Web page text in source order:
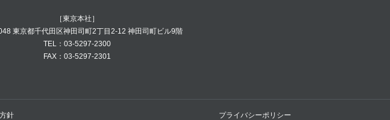
［東京本社］
東京都千代田区神田司町2丁目2-12 神田司町ビル9階
TEL：03-5297-2300
FAX：03-5297-2301
針 プライバシーポリシー